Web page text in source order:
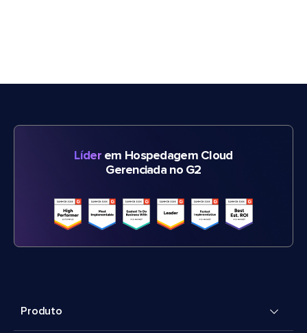
Líderem Hospedagem Cloud
Gerenciada no G2
Produto